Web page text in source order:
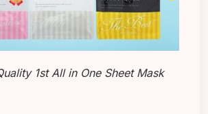
1st All in One Sheet Mask